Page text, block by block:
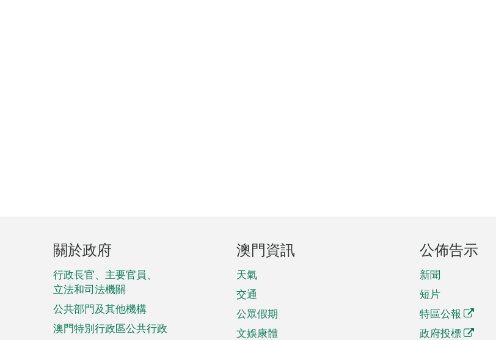
頁
腳
菜
單
關於政府
行政長官、主要官員、
立法和司法機關
公共部門及其他機構
澳門特別行政區公共行政
澳門資訊
天氣
交通
公眾假期
文娛康體
公佈告示
新聞
短片
特區公報
政府投標